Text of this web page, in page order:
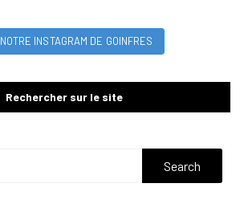
NOTRE INSTAGRAM DE GOINFRES
Rechercher sur le site